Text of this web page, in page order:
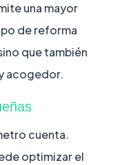
una mayor
de reforma
que también
acogedor.
cuenta.
optimizar el